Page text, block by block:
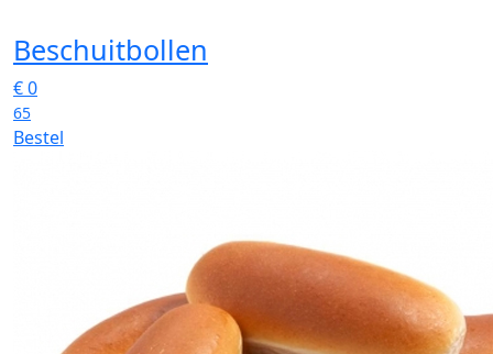
Beschuitbollen
€0
65
Bestel